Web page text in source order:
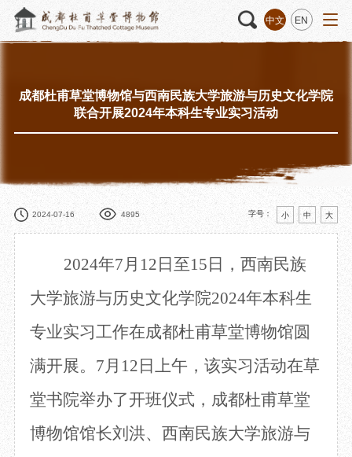
中文 EN
请
活动 “人日游草堂”系列文化活动 藏品
数字资源
捐赠名录
杜甫草堂文创馆
数字文创
草堂艺术中心
文创咨询
景点 正门
诗史堂
柴门
工部祠
少陵草堂碑亭
成都杜甫草堂博物馆与西南民族大学旅游与历史文化学院
联合开展2024年本科生专业实习活动
2024-07-16 4895 字号： 小 中 大
2024年7月12日至15日，西南民族
大学旅游与历史文化学院2024年本科生
专业实习工作在成都杜甫草堂博物馆圆
满开展。7月12日上午，该实习活动在草
堂书院举办了开班仪式，成都杜甫草堂
博物馆馆长刘洪、西南民族大学旅游与